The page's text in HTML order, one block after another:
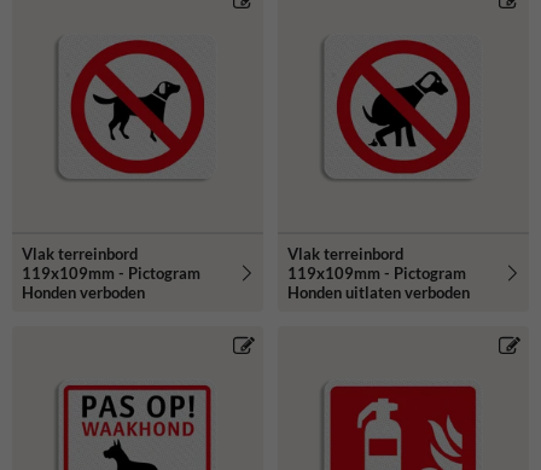
Vlak terreinbord
119x109mm - Pictogram
Honden verboden
Vlak terreinbord
119x109mm - Pictogram
Honden uitlaten verboden